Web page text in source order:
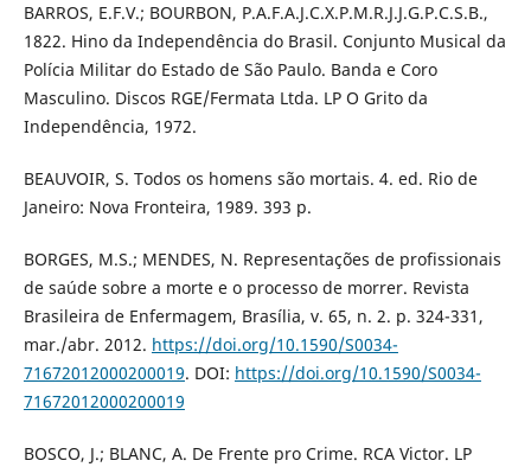
BARROS, E.F.V.; BOURBON, P.A.F.A.J.C.X.P.M.R.J.J.G.P.C.S.B.,
1822. Hino da Independência do Brasil. Conjunto Musical da
Polícia Militar do Estado de São Paulo. Banda e Coro
Masculino. Discos RGE/Fermata Ltda. LP O Grito da
Independência, 1972.
BEAUVOIR, S. Todos os homens são mortais. 4. ed. Rio de
Janeiro: Nova Fronteira, 1989. 393 p.
BORGES, M.S.; MENDES, N. Representações de profissionais
de saúde sobre a morte e o processo de morrer. Revista
Brasileira de Enfermagem, Brasília, v. 65, n. 2. p. 324-331,
mar./abr. 2012. https://doi.org/10.1590/S0034-
71672012000200019. DOI: https://doi.org/10.1590/S0034-
71672012000200019
BOSCO, J.; BLANC, A. De Frente pro Crime. RCA Victor. LP